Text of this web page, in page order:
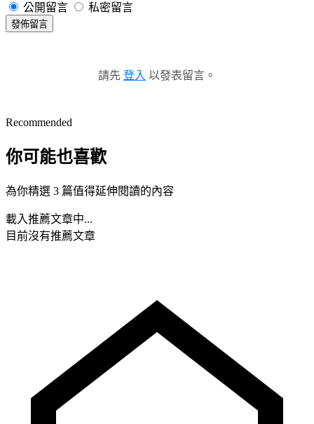
公開留言 私密留言
發佈留言
請先 登入 以發表留言。
Recommended
你可能也喜歡
為你精選 3 篇值得延伸閱讀的內容
載入推薦文章中...
目前沒有推薦文章